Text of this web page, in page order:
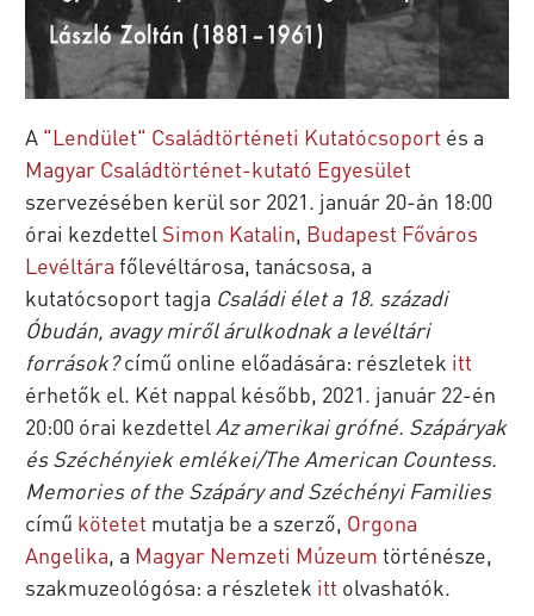
A "Lendület" Családtörténeti Kutatócsoport és a
Magyar Családtörténet-kutató Egyesület
szervezésében kerül sor 2021. január 20-án 18:00
órai kezdettel Simon Katalin, Budapest Főváros
Levéltára főlevéltárosa, tanácsosa, a
kutatócsoport tagja Családi élet a 18. századi
Óbudán, avagy miről árulkodnak a levéltári
források?című online előadására: részletek itt
érhetők el. Két nappal később, 2021. január 22-én
20:00 órai kezdettel Az amerikai grófné. Szápáryak
és Széchényiek emlékei/The American Countess.
Memories of the Szápáry and Széchényi Families
című kötetet mutatja be a szerző, Orgona
Angelika, a Magyar Nemzeti Múzeum történésze,
szakmuzeológósa: a részletek itt olvashatók.